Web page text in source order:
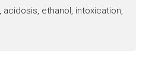
acidosis, ethanol, intoxication,